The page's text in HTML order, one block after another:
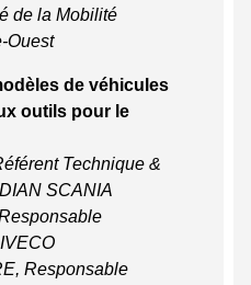
de la Mobilité
Ouest
de véhicules
outils pour le
Technique &
SCANIA
Responsable